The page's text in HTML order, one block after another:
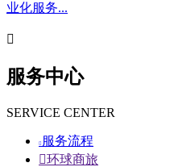
业化服务...

服务中心
SERVICE CENTER
 服务流程
环球商旅